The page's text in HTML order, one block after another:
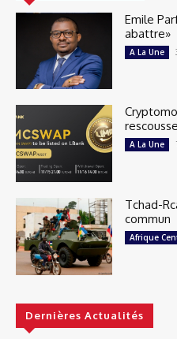
Emile
abattre»
A La Une
A La Une
Tchad-
commun
Afrique
Dernières Actualités